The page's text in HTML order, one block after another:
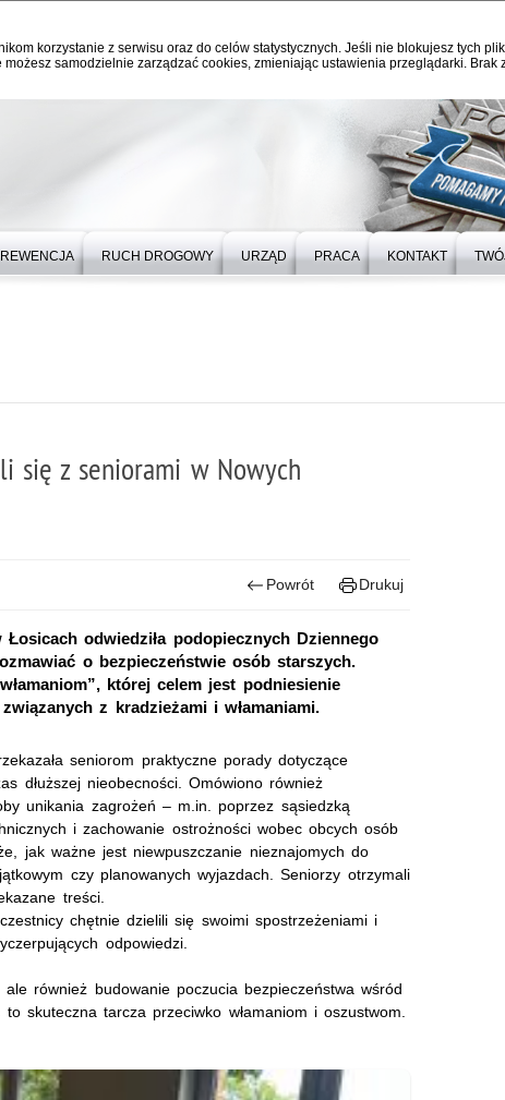
korzystanie z serwisu oraz do celów statystycznych. Jeśli nie blokujesz tych
samodzielnie zarządzać cookies, zmieniając ustawienia przeglądarki. Brak
RUCH DROGOWY URZĄD PRACA KONTAKT
się z seniorami w Nowych
Powrót Drukuj
odwiedziła podopiecznych Dziennego
o bezpieczeństwie osób starszych.
której celem jest podniesienie
z kradzieżami i włamaniami.
seniorom praktyczne porady dotyczące
dłuższej nieobecności. Omówiono również
unikania zagrożeń – m.in. poprzez sąsiedzką
i zachowanie ostrożności wobec obcych osób
jak ważne jest niewpuszczanie nieznajomych do
czy planowanych wyjazdach. Seniorzy otrzymali
treści.
chętnie dzielili się swoimi spostrzeżeniami i
odpowiedzi.
również budowanie poczucia bezpieczeństwa wśród
skuteczna tarcza przeciwko włamaniom i oszustwom.